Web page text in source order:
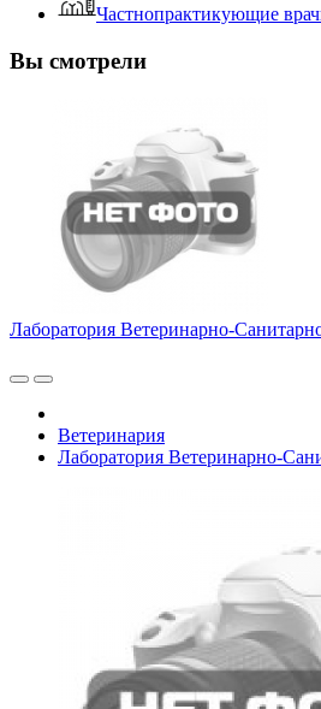
Частнопрактикующие
Вы смотрели
Лаборатория Ветеринарно-
Ветеринария
Лаборатория Ветеринарно-